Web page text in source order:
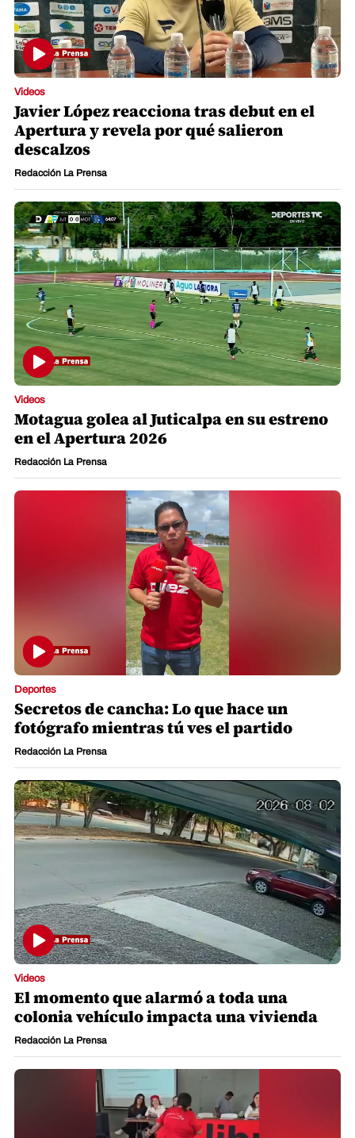
Videos
Javier López reacciona tras debut en el
Apertura y revela por qué salieron
descalzos
Redacción La Prensa
Videos
Motagua golea al Juticalpa en su estreno
en el Apertura 2026
Redacción La Prensa
Deportes
Secretos de cancha: Lo que hace un
fotógrafo mientras tú ves el partido
Redacción La Prensa
Videos
El momento que alarmó a toda una
colonia vehículo impacta una vivienda
Redacción La Prensa